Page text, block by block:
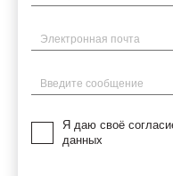
Электронная почта
Введите сообщение
Я даю своё
данных